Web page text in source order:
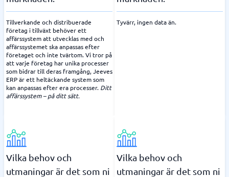
Tillverkande och distribuerade
företag i tillväxt behöver ett
affärssystem att utvecklas med och
affärssystemet ska anpassas efter
företaget och inte tvärtom. Vi tror på
att varje företag har unika processer
som bidrar till deras framgång, Jeeves
ERP är ett heltäckande system som
kan anpassas efter era processer. Ditt
affärssystem – på ditt sätt.
Tyvärr, ingen data än.
Vilka behov och
utmaningar är det som ni
Vilka behov och
utmaningar är det som ni